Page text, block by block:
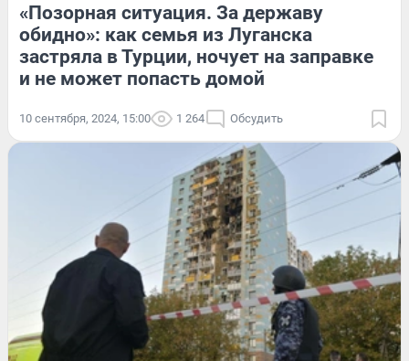
«Позорная ситуация. За державу
обидно»: как семья из Луганска
застряла в Турции, ночует на заправке
и не может попасть домой
10 сентября, 2024, 15:00 1 264 Обсудить